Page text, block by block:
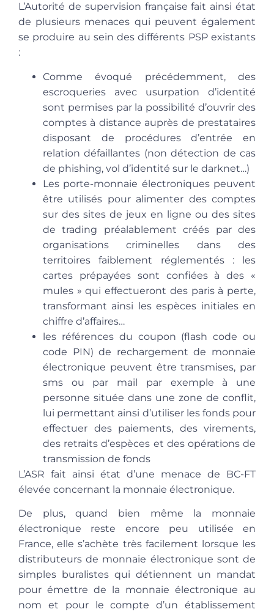
L’Autorité de supervision française fait ainsi état
de plusieurs menaces qui peuvent également
se produire au sein des différents PSP existants
:
Comme évoqué précédemment, des
escroqueries avec usurpation d’identité
sont permises par la possibilité d’ouvrir des
comptes à distance auprès de prestataires
disposant de procédures d’entrée en
relation défaillantes (non détection de cas
de phishing, vol d’identité sur le darknet…)
Les porte-monnaie électroniques peuvent
être utilisés pour alimenter des comptes
sur des sites de jeux en ligne ou des sites
de trading préalablement créés par des
organisations criminelles dans des
territoires faiblement réglementés : les
cartes prépayées sont confiées à des «
mules » qui effectueront des paris à perte,
transformant ainsi les espèces initiales en
chiffre d’affaires…
les références du coupon (flash code ou
code PIN) de rechargement de monnaie
électronique peuvent être transmises, par
sms ou par mail par exemple à une
personne située dans une zone de conflit,
lui permettant ainsi d’utiliser les fonds pour
effectuer des paiements, des virements,
des retraits d’espèces et des opérations de
transmission de fonds
L’ASR fait ainsi état d’une menace de BC-FT
élevée concernant la monnaie électronique.
De plus, quand bien même la monnaie
électronique reste encore peu utilisée en
France, elle s’achète très facilement lorsque les
distributeurs de monnaie électronique sont de
simples buralistes qui détiennent un mandat
pour émettre de la monnaie électronique au
nom et pour le compte d’un établissement